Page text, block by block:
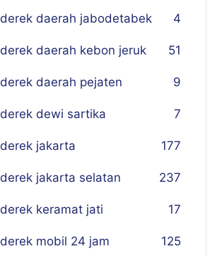
daerah jabodetabek 4
daerah kebon jeruk 51
daerah pejaten 9
dewi sartika 7
jakarta 177
jakarta selatan 237
keramat jati 17
mobil 24 jam 125